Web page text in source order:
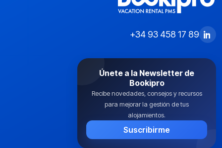
+34 93 458 17 89
Suscribirme
Únete a la Newsletter de
Bookipro
Recibe novedades, consejos y recursos
para mejorar la gestión de tus
alojamientos.